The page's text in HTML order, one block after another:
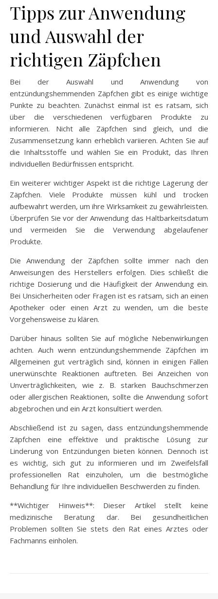
Tipps zur Anwendung
und Auswahl der
richtigen Zäpfchen
Bei der Auswahl und Anwendung von
entzündungshemmenden Zäpfchen gibt es einige wichtige
Punkte zu beachten. Zunächst einmal ist es ratsam, sich
über die verschiedenen verfügbaren Produkte zu
informieren. Nicht alle Zäpfchen sind gleich, und die
Zusammensetzung kann erheblich variieren. Achten Sie auf
die Inhaltsstoffe und wählen Sie ein Produkt, das Ihren
individuellen Bedürfnissen entspricht.
Ein weiterer wichtiger Aspekt ist die richtige Lagerung der
Zäpfchen. Viele Produkte müssen kühl und trocken
aufbewahrt werden, um ihre Wirksamkeit zu gewährleisten.
Überprüfen Sie vor der Anwendung das Haltbarkeitsdatum
und vermeiden Sie die Verwendung abgelaufener
Produkte.
Die Anwendung der Zäpfchen sollte immer nach den
Anweisungen des Herstellers erfolgen. Dies schließt die
richtige Dosierung und die Häufigkeit der Anwendung ein.
Bei Unsicherheiten oder Fragen ist es ratsam, sich an einen
Apotheker oder einen Arzt zu wenden, um die beste
Vorgehensweise zu klären.
Darüber hinaus sollten Sie auf mögliche Nebenwirkungen
achten. Auch wenn entzündungshemmende Zäpfchen im
Allgemeinen gut verträglich sind, können in einigen Fällen
unerwünschte Reaktionen auftreten. Bei Anzeichen von
Unverträglichkeiten, wie z. B. starken Bauchschmerzen
oder allergischen Reaktionen, sollte die Anwendung sofort
abgebrochen und ein Arzt konsultiert werden.
Abschließend ist zu sagen, dass entzündungshemmende
Zäpfchen eine effektive und praktische Lösung zur
Linderung von Entzündungen bieten können. Dennoch ist
es wichtig, sich gut zu informieren und im Zweifelsfall
professionellen Rat einzuholen, um die bestmögliche
Behandlung für Ihre individuellen Beschwerden zu finden.
**Wichtiger Hinweis**: Dieser Artikel stellt keine
medizinische Beratung dar. Bei gesundheitlichen
Problemen sollten Sie stets den Rat eines Arztes oder
Fachmanns einholen.